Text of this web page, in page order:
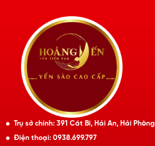
Trụ sở chính: 391 Cát Bi, Hải An, Hải Phòng
Điện thoại: 0938.699.797